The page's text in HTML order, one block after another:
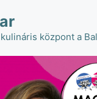
központ a